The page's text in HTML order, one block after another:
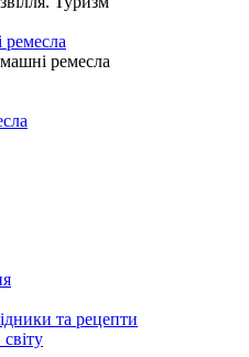
ремесла
ремесла
та рецепти